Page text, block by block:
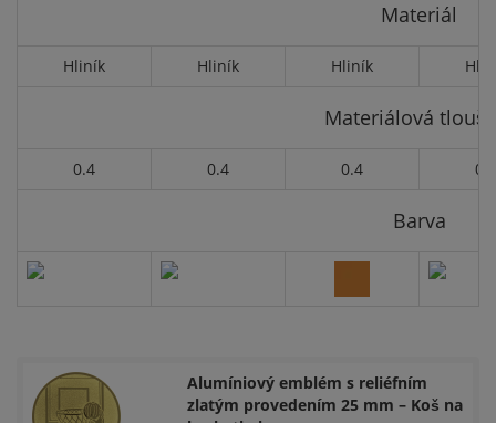
Materiál
Hliník Hliník Hliník
Materiálová
0.4 0.4 0.4 0.4
Barva
Alumíniový emblém s reliéfním
zlatým provedením 25 mm – Koš na